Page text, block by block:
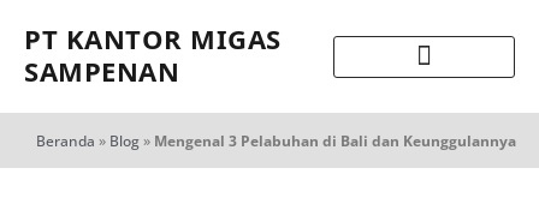
PT KANTOR MIGAS
SAMPENAN
Beranda » Blog» Mengenal 3 Pelabuhan di Bali dan Keunggulannya